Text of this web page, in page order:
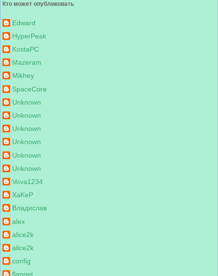
Кто может опубликовать
Edward
HyperPeak
KostaPC
Mazeram
Mikhey
SpaceCore
Unknown
Unknown
Unknown
Unknown
Unknown
Unknown
Vova1234
XaKeP
Владислав
alex
alice2k
alice2k
config
flangel